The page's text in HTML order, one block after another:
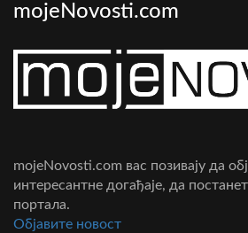
mojeNovosti.com
mojeNovosti.com вас позивају да
интересантне догађаје, да
портала.
Oбјавите новост